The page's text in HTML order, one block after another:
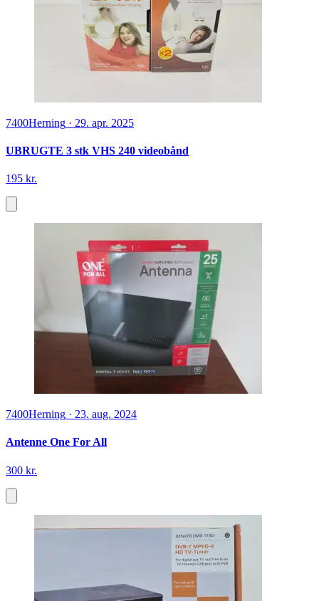
7400Herning · 29. apr. 2025
UBRUGTE 3 stk VHS 240 videobånd
195 kr.
7400Herning · 23. aug. 2024
Antenne One For All
300 kr.